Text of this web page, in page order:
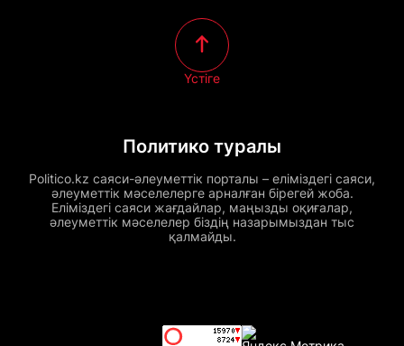
Политико туралы
Politico.kz саяси-әлеуметтік порталы – еліміздегі саяси,
әлеуметтік мәселелерге арналған бірегей жоба.
Еліміздегі саяси жағдайлар, маңызды оқиғалар,
әлеуметтік мәселелер біздің назарымыздан тыс
қалмайды.
Үстіге